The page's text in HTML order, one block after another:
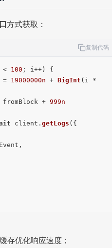
方式获取：
复制代码
100 ; i++) {
= 19000000n + BigInt
+ 999n
client. getLogs ({
存优化响应速度；